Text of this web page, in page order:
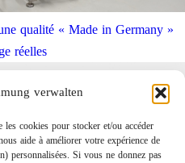
verwalten
cookies pour stocker et/ou accéder
aide à améliorer votre expérience de
personnalisées. Si vous ne donnez pas
qualité « Made in Germany »
réelles